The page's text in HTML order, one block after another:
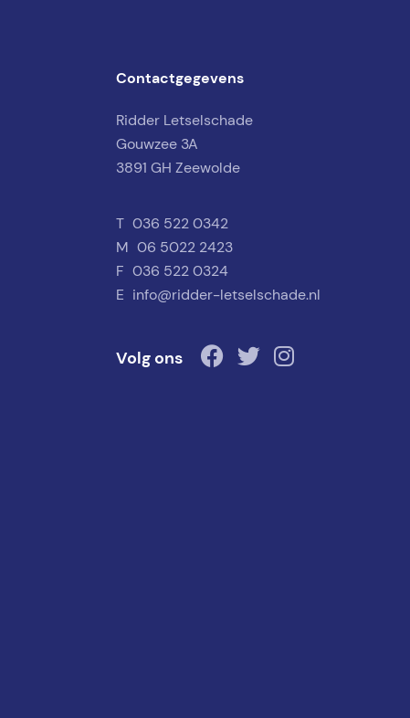
Contactgegevens
Ridder Letselschade
Gouwzee 3A
3891 GH Zeewolde
T 036 522 0342
M 06 5022 2423
F 036 522 0324
E info@ridder-letselschade.nl
Volg ons